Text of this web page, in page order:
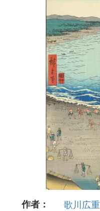
作者：
歌川広重